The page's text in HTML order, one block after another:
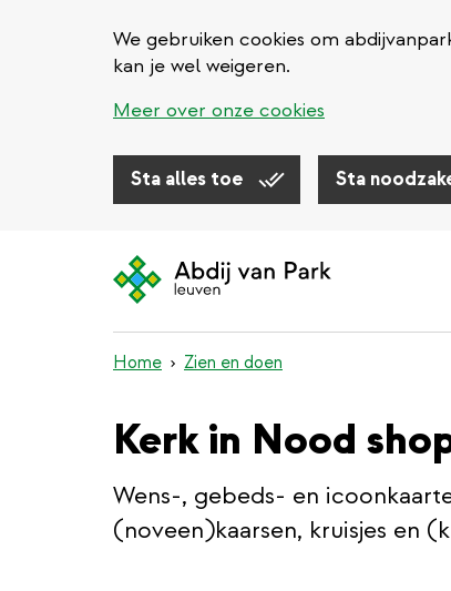
We gebruiken cookies om
kan je wel weigeren.
Meer over onze cookies
Sta alles toe Sta
Home Zien en doen
Kerk in Nood
Wens-, gebeds- en
(noveen)kaarsen, kruisjes en